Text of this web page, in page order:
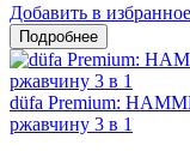
Добавить в избранное
düfa Premium:
ржавчину 3 в 1